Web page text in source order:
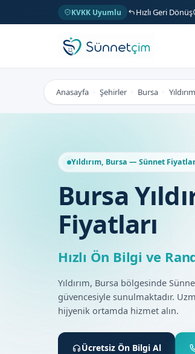
KVKK Uyumlu Hızlı Geri Dönüş
Anasayfa > Şehirler > Bursa > Yıldırım
Yıldırım, Bursa — Sünnet
Bursa
Fiyatları
Hızlı Ön Bilgi ve
Yıldırım, Bursa bölgesinde
güvencesiyle sunulmaktadır.
hijyenik ortamda hizmet alın.
Ücretsiz Ön Bilgi Al